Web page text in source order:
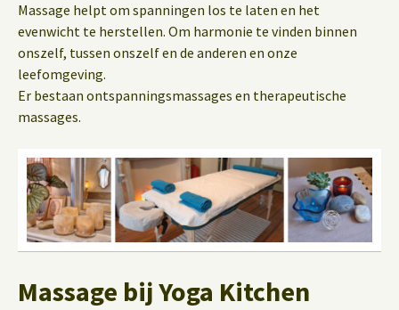
Massage helpt om spanningen los te laten en het
evenwicht te herstellen. Om harmonie te vinden binnen
onszelf, tussen onszelf en de anderen en onze
leefomgeving.
Er bestaan ontspanningsmassages en therapeutische
massages.
Massage bij Yoga Kitchen